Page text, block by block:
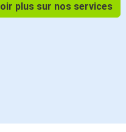
plus sur nos services